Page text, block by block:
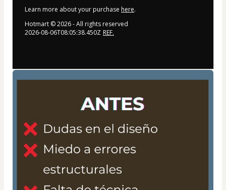
Learn more about your purchase here.
Hotmart ©2026- All rights reserved
2026-08-06T08:05:38.450Z REF.